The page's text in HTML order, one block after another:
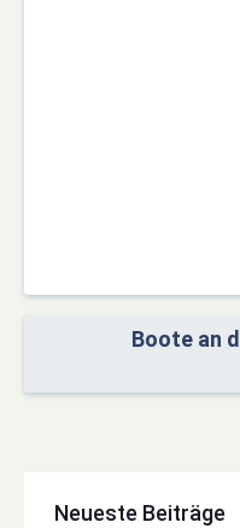
Boote an
Neueste Beiträge